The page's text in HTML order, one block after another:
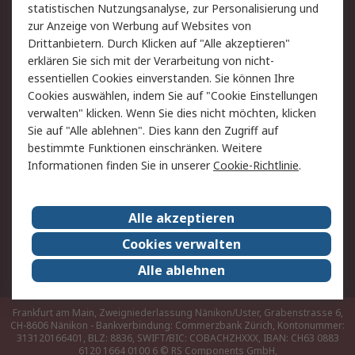
Hilfe
Rechtliches
AGB
Datenschutz
Cookie-Richtlinie
Zahlungsbedingungen
Copyright/Impressum
Über RS
Karriere bei RS
Nachhaltigkeit
Qualität/Umwelt/ZertifikatePresse-Center
Event-Center
Frankfurt am Main, Zweigniederlassung Nänikon/Uster, Grabenstrasse 6,
CH-8606 Nänikon - Bankverbindung: Commerzbank Zürich, Kontonummer:
313120166401, BLZ: 8836, SWIFT/BIC: COBACHZHXXX, IBAN: CH63 0883
6120 1664 0100 6 © RS Components GmbH,
statistischen Nutzungsanalyse, zur Personalisierung und
zur Anzeige von Werbung auf Websites von
Drittanbietern. Durch Klicken auf "Alle akzeptieren"
erklären Sie sich mit der Verarbeitung von nicht-
essentiellen Cookies einverstanden. Sie können Ihre
Cookies auswählen, indem Sie auf "Cookie Einstellungen
verwalten" klicken. Wenn Sie dies nicht möchten, klicken
Sie auf "Alle ablehnen". Dies kann den Zugriff auf
bestimmte Funktionen einschränken. Weitere
Informationen finden Sie in unsererCookie-Richtlinie.
Alle akzeptieren
Cookies verwalten
Alle ablehnen